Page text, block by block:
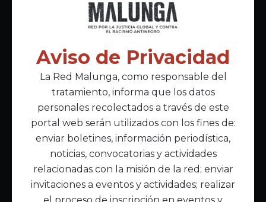
Acepto lapolítica de privacidad
Enlaces Principales
Inicio
Acerca de Malunga
Nuestra misión
Quiénes somos
Aviso de Privacidad
La Red Malunga, como responsable del
tratamiento, informa que los datos
personales recolectados a través de este
portal web serán utilizados con los fines de:
enviar boletines, información periodística,
noticias, convocatorias y actividades
relacionadas con la misión de la red; enviar
invitaciones a eventos y actividades; realizar